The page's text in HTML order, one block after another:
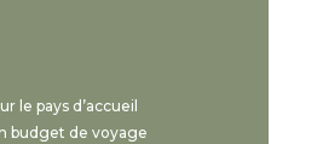
le pays d’accueil
budget de voyage